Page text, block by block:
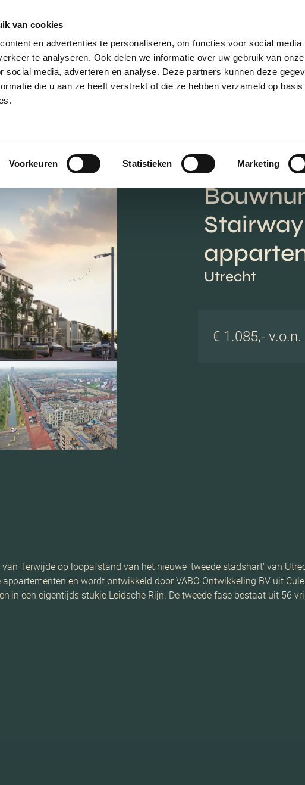
van cookies
en advertenties te personaliseren, om functies voor social media
te analyseren. Ook delen we informatie over uw gebruik van onze
social media, adverteren en analyse. Deze partners kunnen deze
die u aan ze heeft verstrekt of die ze hebben verzameld op basis
Voorkeuren Statistieken Marketing
Utrecht
€ 1.085,- v.o.n.
Terwijde op loopafstand van het nieuwe ’tweede stadshart’ van
en wordt ontwikkeld door VABO Ontwikkeling BV uit
in een eigentijds stukje Leidsche Rijn. De tweede fase bestaat uit 56